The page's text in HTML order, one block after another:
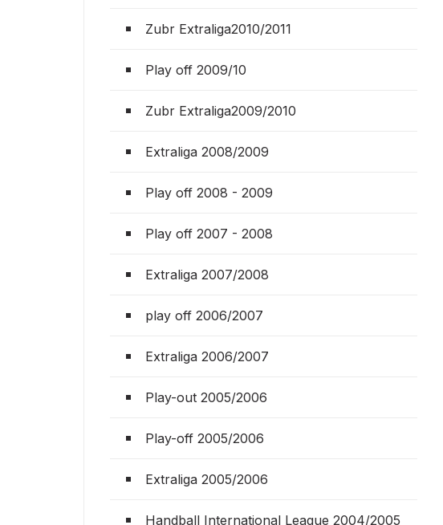
Zubr Extraliga2010/2011
Play off 2009/10
Zubr Extraliga2009/2010
Extraliga 2008/2009
Play off 2008 - 2009
Play off 2007 - 2008
Extraliga 2007/2008
play off 2006/2007
Extraliga 2006/2007
Play-out 2005/2006
Play-off 2005/2006
Extraliga 2005/2006
Handball International League 2004/2005